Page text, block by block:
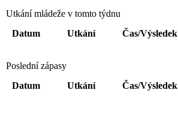
Utkání mládeže v tomto týdnu
Datum
Utkání Čas/Výsledek
Poslední zápasy
Datum
Utkání Čas/Výsledek